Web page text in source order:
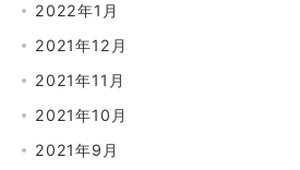
2022年1月
2021年12月
2021年11月
2021年10月
2021年9月